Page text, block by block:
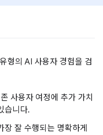
형의 AI 사용자 경험을 검
사용자 여정에 추가 가치
습니다.
잘 수행되는 명확하게